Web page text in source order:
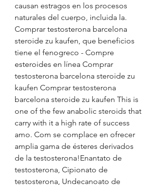
causan estragos en los procesos
naturales del cuerpo, incluida la.
Comprar testosterona barcelona
steroide zu kaufen, que beneficios
tiene el fenogreco - Compre
esteroides en línea Comprar
testosterona barcelona steroide zu
kaufen Comprar testosterona
barcelona steroide zu kaufen This is
one of the few anabolic steroids that
carry with it a high rate of success
amo. Com se complace en ofrecer
amplia gama de ésteres derivados
de la testosterona!Enantato de
testosterona, Cipionato de
testosterona, Undecanoato de